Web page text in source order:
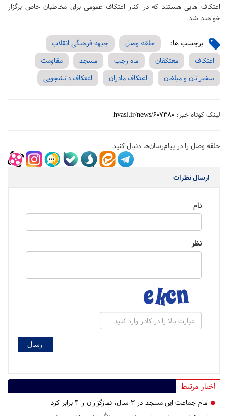
اعتکاف هایی هستند که در کنار اعتکاف عمومی برای مخاطبان خاص برگزار
خواهند شد.
برچسب ها: حلقه وصل
جبهه فرهنگی انقلاب
اعتکاف
معتکفان ماه رجب مسجد
مقاومت
سخنرانان و مبلغان
اعتکاف مادران اعتکاف دانشجویی
لینک کوتاه خبر: hvasl.ir/news/607380
حلقه وصل را در پیام‌رسان‌ها دنبال کنید
ارسال نظرات
نام
نظر
اخبار مرتبط
امام جماعت این مسجد در ۳ سال، نمازگزاران را ۴ برابر کرد